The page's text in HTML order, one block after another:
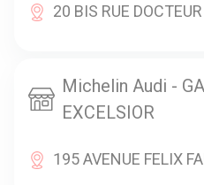
20 BIS RUE
Michelin Audi -
EXCELSIOR
195 AVENUE FELIX